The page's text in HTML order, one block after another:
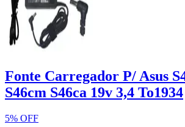
Fonte Carregador P/ Asus
S46cm S46ca 19v 3,4 To1934
5% OFF